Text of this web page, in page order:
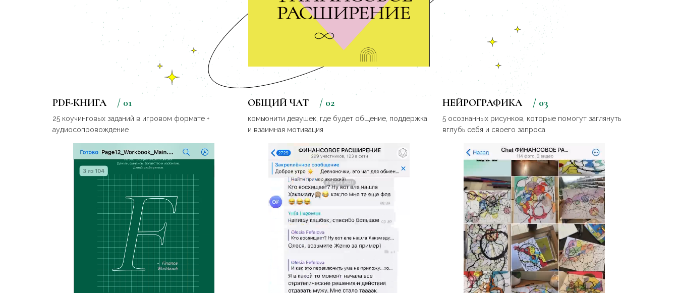
PDF-КНИГА / 01
25 коучинговых заданий в игровом формате +
аудиосопровождение
ОБЩИЙ ЧАТ / 02
комьюнити девушек, где будет общение, поддержка
и взаимная мотивация
НЕЙРОГРАФИКА / 03
5 осознанных рисунков, которые помогут заглянуть
вглубь себя и своего запроса